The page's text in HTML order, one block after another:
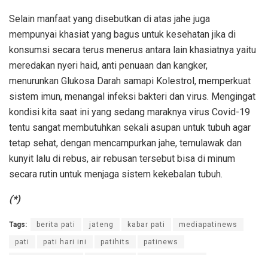
Selain manfaat yang disebutkan di atas jahe juga
mempunyai khasiat yang bagus untuk kesehatan jika di
konsumsi secara terus menerus antara lain khasiatnya yaitu
meredakan nyeri haid, anti penuaan dan kangker,
menurunkan Glukosa Darah samapi Kolestrol, memperkuat
sistem imun, menangal infeksi bakteri dan virus. Mengingat
kondisi kita saat ini yang sedang maraknya virus Covid-19
tentu sangat membutuhkan sekali asupan untuk tubuh agar
tetap sehat, dengan mencampurkan jahe, temulawak dan
kunyit lalu di rebus, air rebusan tersebut bisa di minum
secara rutin untuk menjaga sistem kekebalan tubuh.
(*)
Tags: berita pati jateng kabar pati mediapatinews
pati pati hari ini patihits patinews